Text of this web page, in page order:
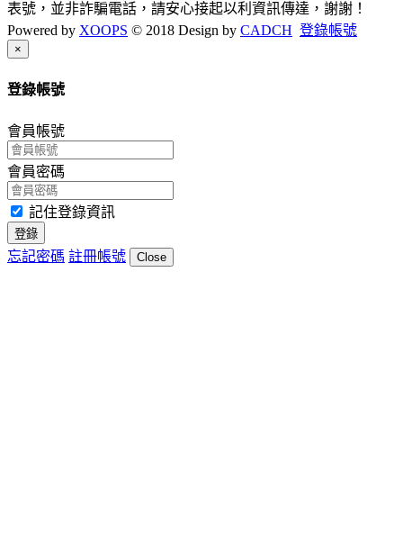
表號，並非詐騙電話，請安心接起以利資訊傳達，謝謝！
Powered by XOOPS © 2018 Design by CADCH 登錄帳號
×
登錄帳號
會員帳號
會員密碼
記住登錄資訊
登錄
忘記密碼 註冊帳號 Close